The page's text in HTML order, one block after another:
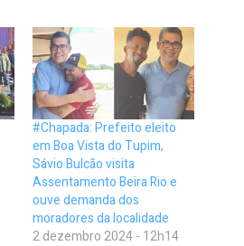
#Chapada: Prefeito eleito
em Boa Vista do Tupim,
Sávio Bulcão visita
Assentamento Beira Rio e
ouve demanda dos
moradores da localidade
2 dezembro 2024 - 12h14